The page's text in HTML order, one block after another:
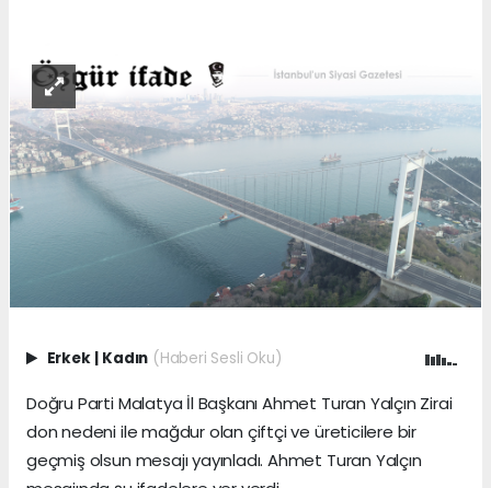
Erkek | Kadın (Haberi Sesli Oku)
Doğru Parti Malatya İl Başkanı Ahmet Turan Yalçın Zirai
don nedeni ile mağdur olan çiftçi ve üreticilere bir
geçmiş olsun mesajı yayınladı. Ahmet Turan Yalçın